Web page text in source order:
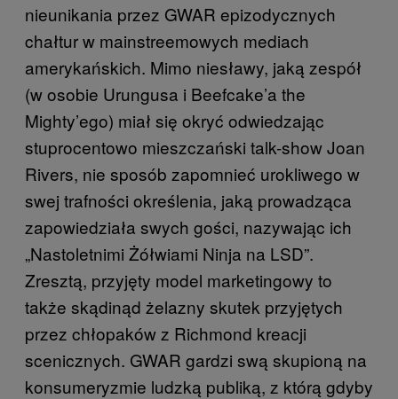
nieunikania przez GWAR epizodycznych
chałtur w mainstreemowych mediach
amerykańskich. Mimo niesławy, jaką zespół
(w osobie Urungusa i Beefcake’a the
Mighty’ego) miał się okryć odwiedzając
stuprocentowo mieszczański talk-show Joan
Rivers, nie sposób zapomnieć urokliwego w
swej trafności określenia, jaką prowadząca
zapowiedziała swych gości, nazywając ich
„Nastoletnimi Żółwiami Ninja na LSD”.
Zresztą, przyjęty model marketingowy to
także skądinąd żelazny skutek przyjętych
przez chłopaków z Richmond kreacji
scenicznych. GWAR gardzi swą skupioną na
konsumeryzmie ludzką publiką, z którą gdyby